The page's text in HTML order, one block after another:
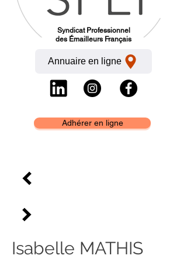
Syndicat Professionnel
des Émailleurs Français
Annuaire en ligne
Adhérer en ligne
Isabelle MATHIS